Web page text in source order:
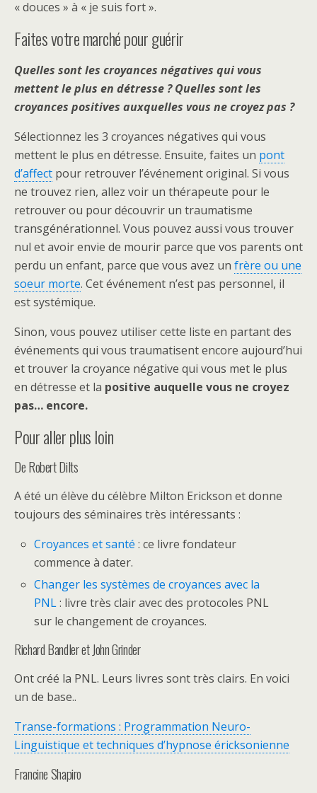
« douces » à « je suis fort ».
Faites votre marché pour guérir
Quelles sont les croyances négatives qui vous
mettent le plus en détresse ? Quelles sont les
croyances positives auxquelles vous ne croyez pas ?
Sélectionnez les 3 croyances négatives qui vous
mettent le plus en détresse. Ensuite, faites un pont
d’affect pour retrouver l’événement original. Si vous
ne trouvez rien, allez voir un thérapeute pour le
retrouver ou pour découvrir un traumatisme
transgénérationnel. Vous pouvez aussi vous trouver
nul et avoir envie de mourir parce que vos parents ont
perdu un enfant, parce que vous avez un frère ou une
soeur morte. Cet événement n’est pas personnel, il
est systémique.
Sinon, vous pouvez utiliser cette liste en partant des
événements qui vous traumatisent encore aujourd’hui
et trouver la croyance négative qui vous met le plus
en détresse et la positive auquelle vous ne croyez
pas… encore.
Pour aller plus loin
De Robert Dilts
A été un élève du célèbre Milton Erickson et donne
toujours des séminaires très intéressants :
Croyances et santé : ce livre fondateur
commence à dater.
Changer les systèmes de croyances avec la
PNL: livre très clair avec des protocoles PNL
sur le changement de croyances.
Richard Bandler et John Grinder
Ont créé la PNL. Leurs livres sont très clairs. En voici
un de base..
Transe-formations : Programmation Neuro-
Linguistique et techniques d’hypnose éricksonienne
Francine Shapiro